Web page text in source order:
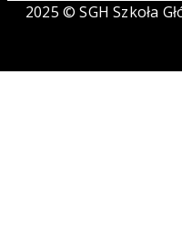
2025 © SGH Szkoła